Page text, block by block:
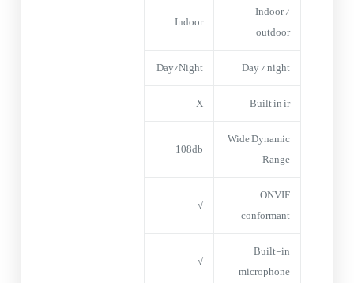
Indoor /
outdoor
Indoor
Day / night
Day/Night
Built in ir
X
Wide Dynamic
Range
108db
ONVIF
conformant
√
Built-in
microphone
√